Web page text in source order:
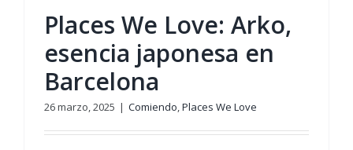
Places We Love: Arko,
esencia japonesa en
Barcelona
26 marzo, 2025 | Comiendo,Places We Love